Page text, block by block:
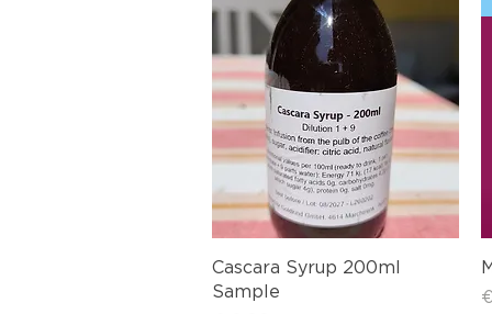
Schnellansicht
Cascara Syrup 200ml
Sample